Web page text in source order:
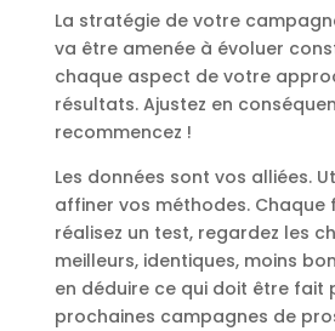
La stratégie de votre
va être amenée à évoluer
chaque aspect de votre
résultats. Ajustez en
recommencez !
Les données sont vos alliées.
affiner vos méthodes. Chaque
réalisez un test, regardez les
meilleurs, identiques, moins
en déduire ce qui doit être fait
prochaines campagnes de